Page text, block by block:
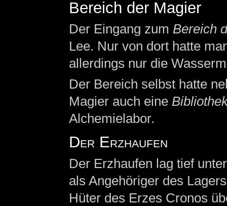
Bereich der Magier
Der Eingang zum Bereich
Lee. Nur von dort hatte
allerdings nur die
Der Bereich selbst hatte
Magier auch eine
Alchemielabor.
Der Erzhaufen
Der Erzhaufen lag tief
als Angehöriger des
Hüter des Erzes Cronos